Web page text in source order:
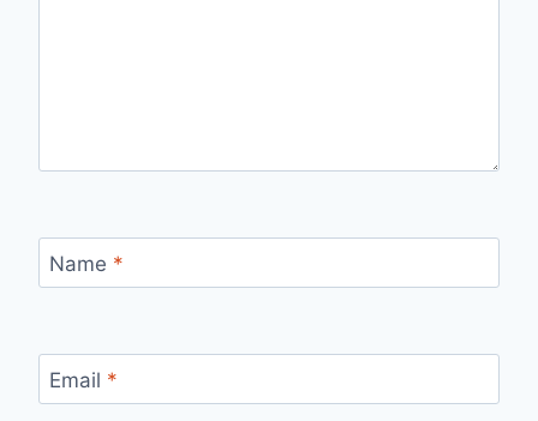
Name *
Email *